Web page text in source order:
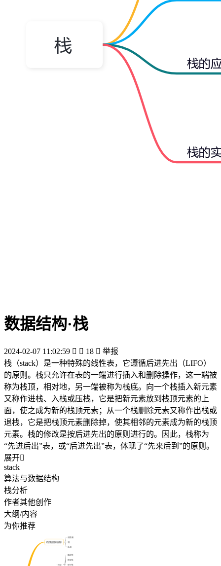
数据结构·栈
2024-02-07 11:02:59   18  举报
栈（stack）是一种特殊的线性表，它遵循后进先出（LIFO）
的原则。栈只允许在表的一端进行插入和删除操作，这一端被
称为栈顶，相对地，另一端被称为栈底。向一个栈插入新元素
又称作进栈、入栈或压栈，它是把新元素放到栈顶元素的上
面，使之成为新的栈顶元素；从一个栈删除元素又称作出栈或
退栈，它是把栈顶元素删除掉，使其相邻的元素成为新的栈顶
元素。栈的修改是按后进先出的原则进行的。因此，栈称为
“先进后出”表，或“后进先出”表，体现了“先来后到”的原则。
展开
stack
算法与数据结构
栈分析
作者其他创作
大纲/内容
为你推荐